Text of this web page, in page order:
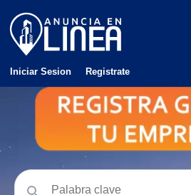
Iniciar Sesion Registrate